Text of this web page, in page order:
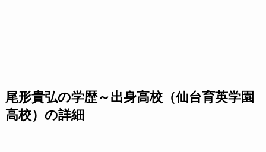
尾形貴弘の学歴～出身高校（仙台育英学園
高校）の詳細